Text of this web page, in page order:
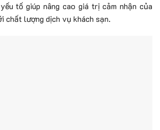
tố giúp nâng cao giá trị cảm nhận của
chất lượng dịch vụ khách sạn.